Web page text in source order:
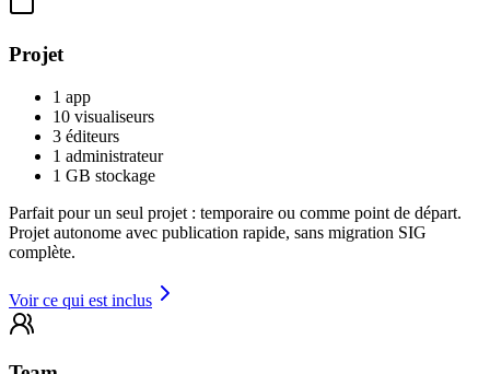
Projet
1 app
10 visualiseurs
3 éditeurs
1 administrateur
1 GB stockage
Parfait pour un seul projet : temporaire ou comme point de départ.
Projet autonome avec publication rapide, sans migration SIG
complète.
Voir ce qui est inclus